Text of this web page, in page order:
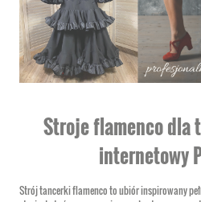
Stroje flamenco dla
internetowy
Strój tancerki flamenco to ubiór inspirowany